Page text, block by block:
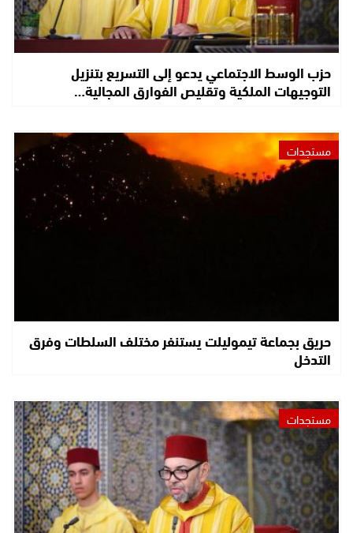
حزب الوسط الاجتماعي يدعو إلى التسريع بتنزيل
التوجيهات الملكية وتقليص الفوارق المجالية…
مستجدات
حريق بجماعة تيموليلت يستنفر مختلف السلطات وفرق
التدخل
مستجدات